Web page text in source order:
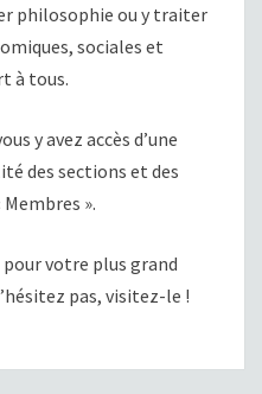
philosophie ou y traiter
sociales et
à tous.
y avez accès d’une
des sections et des
».
pour votre plus grand
pas, visitez-le !